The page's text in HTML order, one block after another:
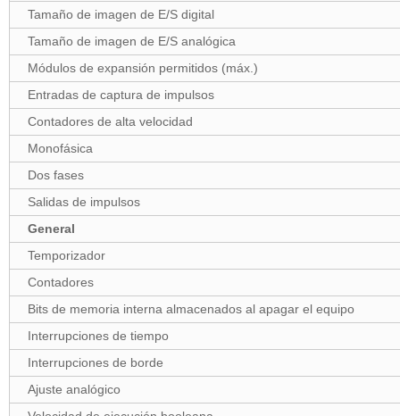
Tamaño de imagen de E/S digital
Tamaño de imagen de E/S analógica
Módulos de expansión permitidos (máx.)
Entradas de captura de impulsos
Contadores de alta velocidad
Monofásica
Dos fases
Salidas de impulsos
General
Temporizador
Contadores
Bits de memoria interna almacenados al apagar el equipo
Interrupciones de tiempo
Interrupciones de borde
Ajuste analógico